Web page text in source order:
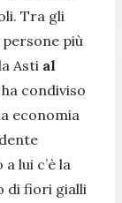
Tra gli
più
Asti al
ha condiviso
economia
lui c’è la
di fiori gialli